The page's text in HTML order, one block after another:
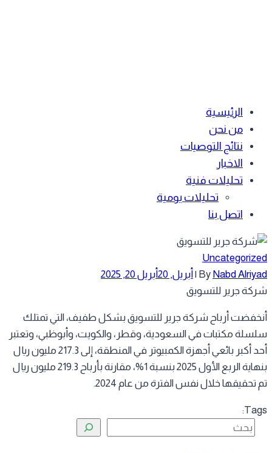
الرئيسية
من نحن
نتائج التوصيات
الاخبار
تحليلات فنية
تحليلات يومية
اتصل بنا
ByNabd
|أبريل, 20
أبريل 20, 2025
جرير للتسويق
أرباح شركة جرير للتسويق بشكل طفيف، التي تمتلك
مكتبات في السعودية، وقطر، والكويت، وأبوظبي، وتعتبر
أحد أكبر بائعي أجهزة الكمبيوتر في المنطقة، إلى 217.3 مليون ريال
بنهاية الربع الأول 2025 بنسبة 1%، مقارنة بأرباح 219.3 مليون ريال
تحقيقها خلال نفس الفترة من عام 2024.
البحث